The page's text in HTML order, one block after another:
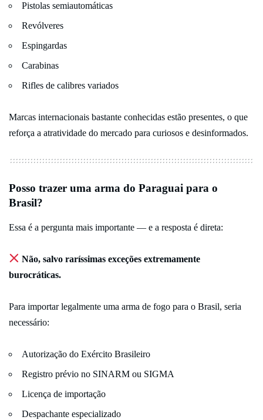
Pistolas semiautomáticas
Revólveres
Espingardas
Carabinas
Rifles de calibres variados
Marcas internacionais bastante conhecidas estão presentes, o que
reforça a atratividade do mercado para curiosos e desinformados.
Posso trazer uma arma do Paraguai para o
Brasil?
Essa é a pergunta mais importante — e a resposta é direta:
Não, salvo raríssimas exceções extremamente
burocráticas.
Para importar legalmente uma arma de fogo para o Brasil, seria
necessário:
Autorização do Exército Brasileiro
Registro prévio no SINARM ou SIGMA
Licença de importação
Despachante especializado